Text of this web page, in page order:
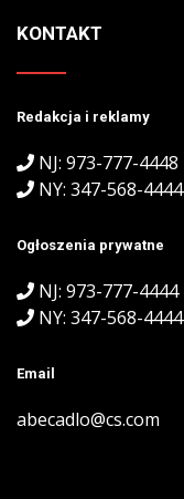
KONTAKT
Redakcja i reklamy
NJ: 973-777-4448
NY: 347-568-4444
Ogłoszenia prywatne
NJ: 973-777-4444
NY: 347-568-4444
Email
abecadlo@cs.com